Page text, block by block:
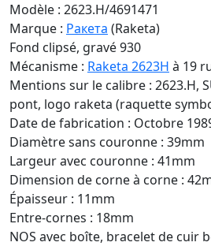
Modèle : 2623.H/4691471
Marque : Ракета (Raketa)
Fond clipsé, gravé 930
Mécanisme : Raketa 2623H à 19
Mentions sur le calibre : 2623.H,
pont, logo raketa (raquette
Date de fabrication : Octobre
Diamètre sans couronne : 39mm
Largeur avec couronne : 41mm
Dimension de corne à corne :
Épaisseur : 11mm
Entre-cornes : 18mm
NOS avec boîte, bracelet de cuir